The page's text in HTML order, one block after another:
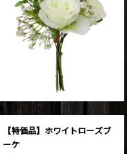
【特価品】ホワイトローズブ
ーケ